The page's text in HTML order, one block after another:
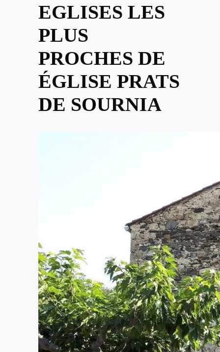
EGLISES LES
PLUS
PROCHES DE
ÉGLISE PRATS
DE SOURNIA